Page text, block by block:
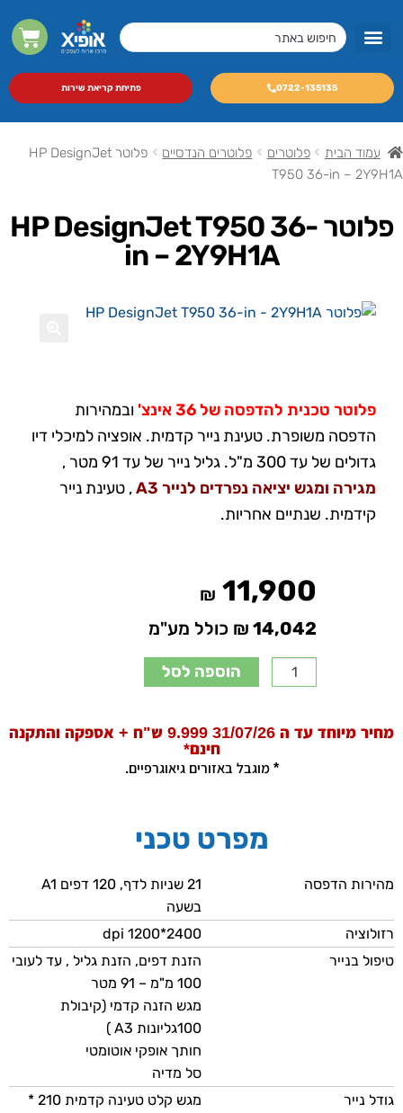
0722-135135 פתיחת קריאת שירות
עמוד הבית פלוטרים פלוטרים הנדסיים
פלוטר HP DesignJet
T950 36-in – 2Y9H1A
פלוטר HP DesignJet T950 36-
in – 2Y9H1A
פלוטר טכנית להדפסה של 36 אינצ'
ובמהירות
הדפסה משופרת. טעינת נייר קדמית. אופציה למיכלי דיו
גדולים של עד 300 מ"ל. גליל נייר של עד 91 מטר ,
מגירה ומגש יציאה נפרדים לנייר A3
, טעינת נייר
קידמית. שנתיים אחריות.
11,900
₪
14,042 ₪ כולל מע"מ
הוספה לסל
מחיר מיוחד עד ה 31/07/26 9.999 ש"ח + אספקה והתקנה
חינם*
* מוגבל באזורים גיאוגרפיים.
מפרט טכני
מהירות הדפסה
21 שניות לדף, 120 דפים A1
בשעה
רזולוציה
dpi 1200*2400
טיפול בנייר
הזנת דפים, הזנת גליל , עד לעובי
100 מ"מ – 91 מטר
מגש הזנה קדמי (קיבולת
100גליונות A3 )
חותך אופקי אוטומטי
סל מדיה
גודל נייר
מגש קלט טעינה קדמית 210 *